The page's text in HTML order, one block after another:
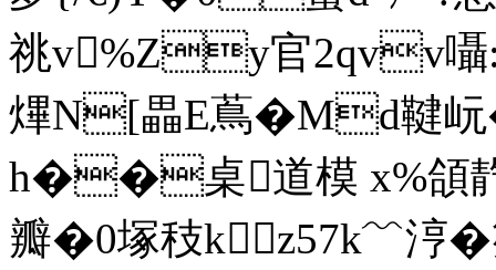
祧v%Zy官2qvv
熚N[畾E蔦�Md鞬
h��桌道模 x%頜
瓣�0塚秓kz57k﹌涥�